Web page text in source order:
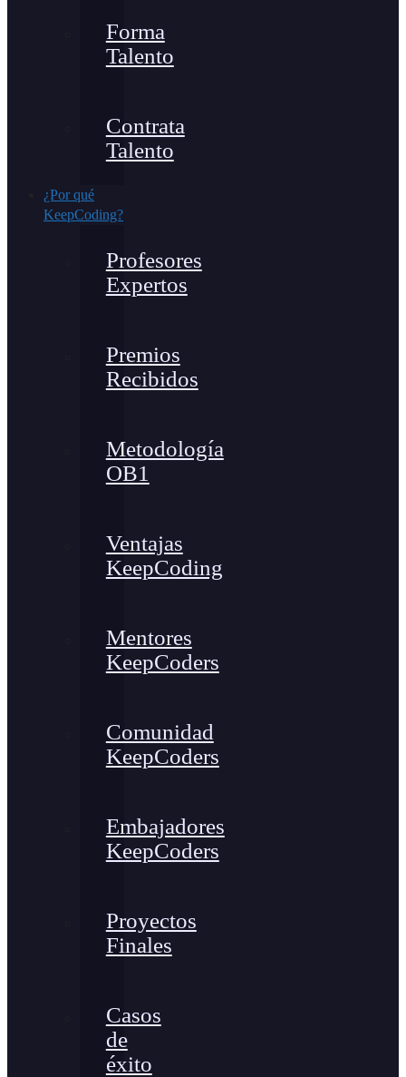
Forma
Talento
Contrata
Talento
¿Por qué
KeepCoding?
Profesores
Expertos
Premios
Recibidos
Metodología
OB1
Ventajas
KeepCoding
Mentores
KeepCoders
Comunidad
KeepCoders
Embajadores
KeepCoders
Proyectos
Finales
Casos
de
éxito